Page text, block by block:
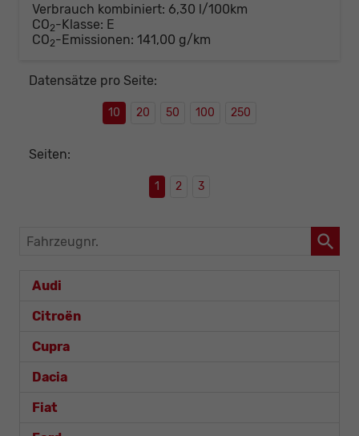
Verbrauch kombiniert: 6,30 l/100km
CO2-Klasse: E
CO2-Emissionen: 141,00 g/km
Datensätze pro Seite:
10 20 50 100 250
Seiten:
1 2 3
Fahrzeugnr.
Audi
Citroën
Cupra
Dacia
Fiat